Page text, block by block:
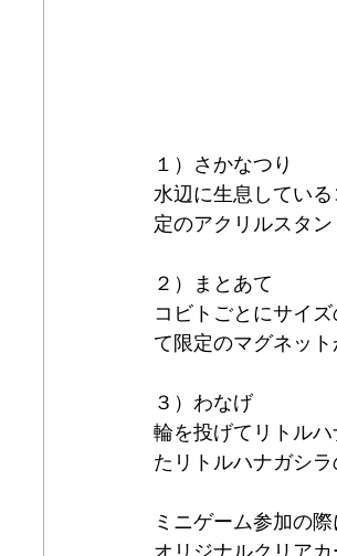
１）さかなつり
水辺に生息してい
定のアクリルスタン
２）まとあて
コビトごとにサイ
て限定のマグネット
３）わなげ
輪を投げてリトル
たリトルハナガシラ
ミニゲーム参加の